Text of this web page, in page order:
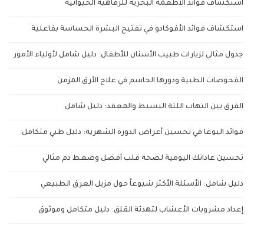
استكشاف فوائد الأطعمة البحرية للرفاهية الحيوانية
استكشاف فوائد الأفوكادو في تفتيح البشرة الحساسة بفاعلية
جدول مثالي لزيارات طبيب الأسنان للأطفال: دليل شامل لأولياء الأمور
الفحوصات الطبية ودورها الحاسم في علاج الأرق المزمن
الفرق بين التهاب اللثة البسيط والمعقد: دليل شامل
فوائد اليوغا في تحسين أعراض الدورة الشهرية: دليل طبي متكامل
تحسين عاداتك اليومية لصحة قلب أفضل وضغط دم مثالي
دليل شامل: الأسئلة الأكثر شيوعاً حول مزيل العرق الطبيعي
إعداد مشروبات الأعشاب لتهدئة القلق: دليل متكامل وموثوق